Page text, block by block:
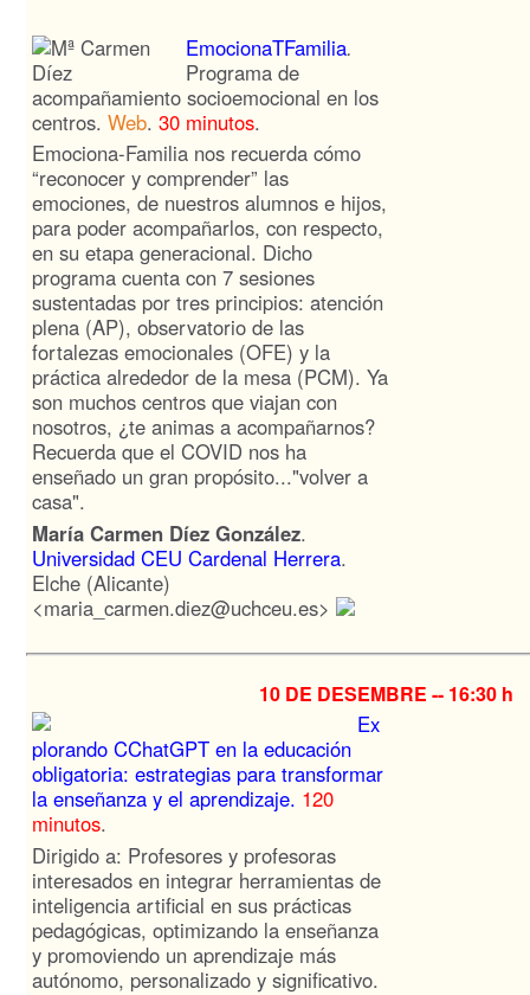
EmocionaTFamilia.
Programa de
acompañamiento socioemocional en los
centros. Web. 30 minutos.
Emociona-Familia nos recuerda cómo
“reconocer y comprender” las
emociones, de nuestros alumnos e hijos,
para poder acompañarlos, con respecto,
en su etapa generacional. Dicho
programa cuenta con 7 sesiones
sustentadas por tres principios: atención
plena (AP), observatorio de las
fortalezas emocionales (OFE) y la
práctica alrededor de la mesa (PCM). Ya
son muchos centros que viajan con
nosotros, ¿te animas a acompañarnos?
Recuerda que el COVID nos ha
enseñado un gran propósito..."volver a
casa".
María Carmen Díez González.
Universidad CEU Cardenal Herrera.
Elche (Alicante)
<maria_carmen.diez@uchceu.es>
10 DE DESEMBRE -- 16:30 h
Ex
plorando CChatGPT en la educación
obligatoria: estrategias para transformar
la enseñanza y el aprendizaje. 120
minutos.
Dirigido a: Profesores y profesoras
interesados en integrar herramientas de
inteligencia artificial en sus prácticas
pedagógicas, optimizando la enseñanza
y promoviendo un aprendizaje más
autónomo, personalizado y significativo.